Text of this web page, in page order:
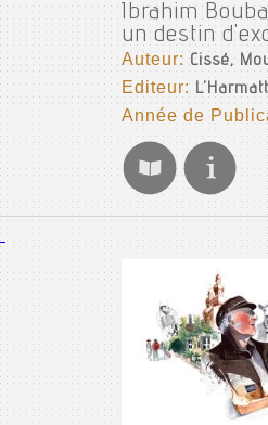
Ibrahim
un destin
Auteur:Cissé,
Editeur:
Année de